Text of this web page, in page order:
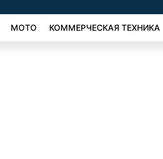
МОТО КОММЕРЧЕСКАЯ ТЕХНИКА